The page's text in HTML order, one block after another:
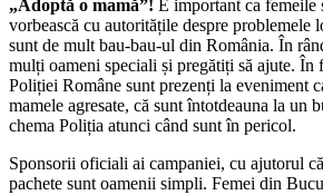
„Adoptă o mamă”! E important ca femeile
vorbească cu autoritățile despre problemele
sunt de mult bau-bau-ul din România. În
mulți oameni speciali și pregătiți să ajute. În
Poliției Române sunt prezenți la eveniment
mamele agresate, că sunt întotdeauna la un
chema Poliția atunci când sunt în pericol.
Sponsorii oficiali ai campaniei, cu ajutorul
pachete sunt oamenii simpli. Femei din